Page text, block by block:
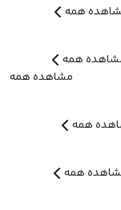
همه
همه
مشاهده همه
همه
همه